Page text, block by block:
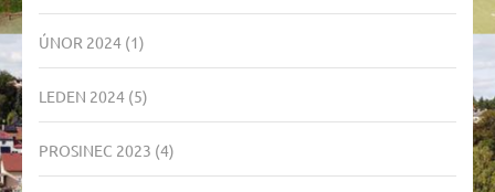
ÚNOR 2024 (1)
LEDEN 2024 (5)
PROSINEC 2023 (4)